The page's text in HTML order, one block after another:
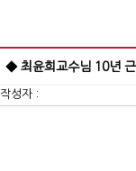
◆ 최윤희교수님 10년
작성자 :